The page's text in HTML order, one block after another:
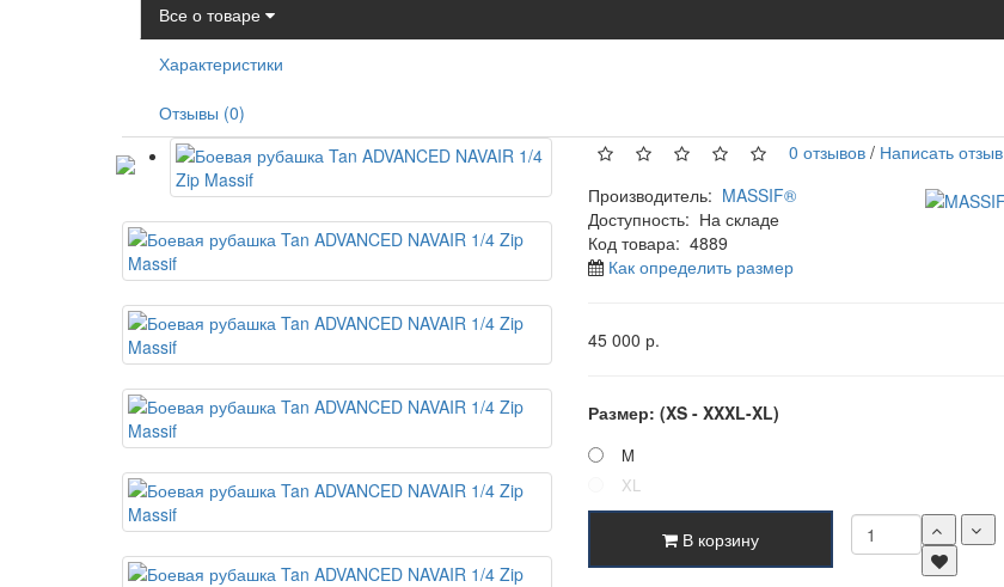
Все о товаре
Характеристики
Отзывы (0)
0 отзывов / Написать отзыв
Производитель: MASSIF®
Доступность: На складе
Код товара: 4889
Как определить размер
45 000 р.
Размер: (XS - XXXL-XL)
M
XL
В корзину